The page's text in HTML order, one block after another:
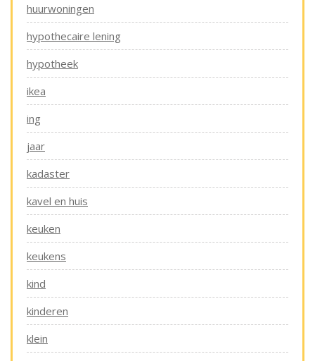
huurwoningen
hypothecaire lening
hypotheek
ikea
ing
jaar
kadaster
kavel en huis
keuken
keukens
kind
kinderen
klein